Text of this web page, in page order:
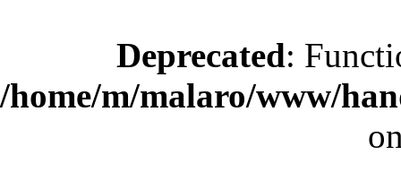
Deprecated:
/home/m/malaro/www/